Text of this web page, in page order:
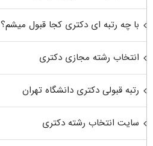
با چه رتبه ای دکتری کجا قبول میشم؟
انتخاب رشته مجازی دکتری
رتبه قبولی دکتری دانشگاه تهران
سایت انتخاب رشته دکتری